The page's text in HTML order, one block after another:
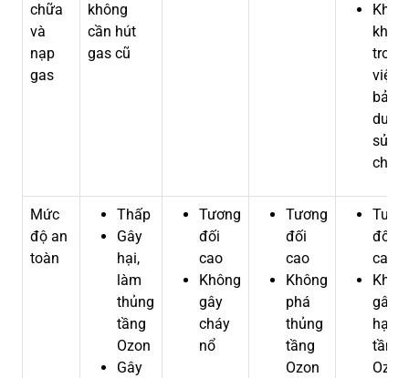
chữa
và
nạp
gas
không
cần hút
gas cũ
Khó
khăn
trong
việc
bảo
sửa
chữa
Mức
độ an
toàn
Thấp
Gây
hại,
làm
thủng
tầng
Ozon
Gây
Tương
đối
cao
Không
gây
cháy
nổ
Tương
đối
cao
Không
phá
thủng
tầng
Ozon
đối
cao
gây
hại
tầng
Ozon